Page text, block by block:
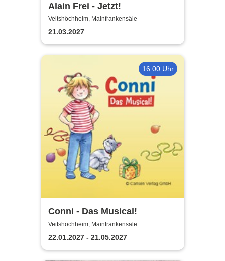
Alain Frei - Jetzt!
Veitshöchheim, Mainfrankensäle
21.03.2027
16:00 Uhr
Conni - Das Musical!
Veitshöchheim, Mainfrankensäle
22.01.2027 - 21.05.2027